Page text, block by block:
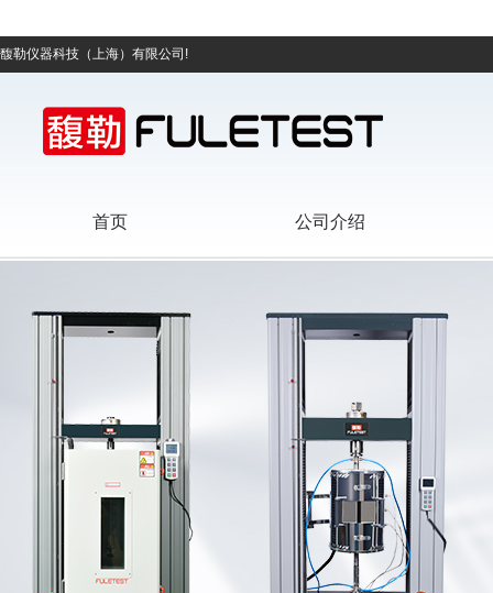
馥勒仪器科技（上海）有限公司!
首页 公司介绍